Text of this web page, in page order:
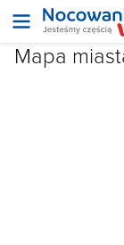
Mapa